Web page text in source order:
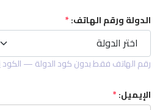
الدولة ورقم الهاتف:*
اختر الدولة
اختر الدولة
رقم الهاتف فقط بدون كود الدولة — الكود
الإيميل:*